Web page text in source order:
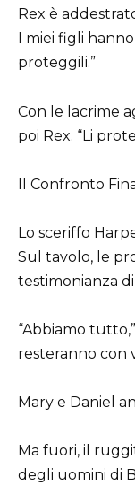
Rex è
I miei figli
proteggili.”
Con le lacrime
poi Rex. “Li
Il Confronto
Lo sceriffo
Sul tavolo, le
testimonianza
“Abbiamo
resteranno con
Mary e Daniel
Ma fuori, il
degli uomini di